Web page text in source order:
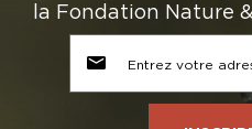
la Fondation Nature